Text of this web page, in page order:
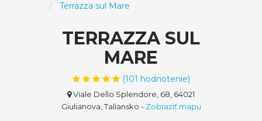
Terrazza sul Mare
TERRAZZA SUL
MARE
(101 hodnotenie)
Viale Dello Splendore, 68, 64021
Giulianova, Taliansko - Zobraziť mapu